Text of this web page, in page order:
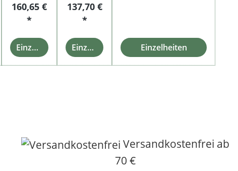
160,65 €
*
Einzelheiten
137,70 €
*
Einzelheiten Einzelheiten
Versandkostenfrei ab
70 €